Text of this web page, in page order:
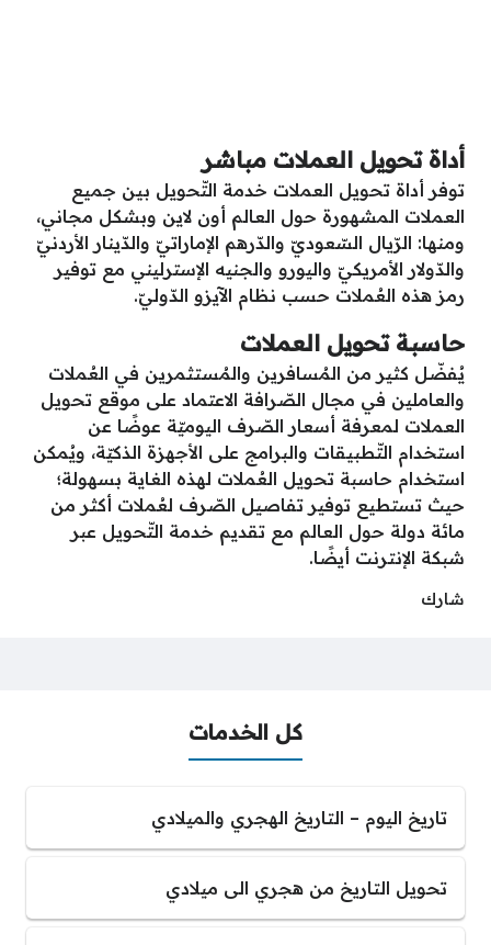
أداة تحويل العملات مباشر
توفر أداة تحويل العملات خدمة التّحويل بين جميع
العملات المشهورة حول العالم أون لاين وبشكل مجاني،
ومنها: الرّيال السّعوديّ والدّرهم الإماراتيّ والدّينار الأردنيّ
والدّولار الأمريكيّ واليورو والجنيه الإسترليني مع توفير
رمز هذه العُملات حسب نظام الآيزو الدّوليّ.
حاسبة تحويل العملات
يُفضّل كثير من المُسافرين والمُستثمرين في العُملات
والعاملين في مجال الصّرافة الاعتماد على موقع تحويل
العملات لمعرفة أسعار الصّرف اليوميّة عوضًا عن
استخدام التّطبيقات والبرامج على الأجهزة الذكيّة، ويُمكن
استخدام حاسبة تحويل العُملات لهذه الغاية بسهولة؛
حيث تستطيع توفير تفاصيل الصّرف لعُملات أكثر من
مائة دولة حول العالم مع تقديم خدمة التّحويل عبر
شبكة الإنترنت أيضًا.
شارك
كل الخدمات
تاريخ اليوم – التاريخ الهجري والميلادي
تحويل التاريخ من هجري الى ميلادي